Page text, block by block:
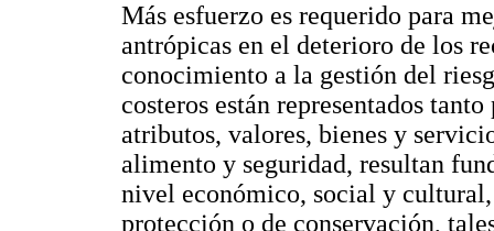
Más esfuerzo es requerido para
antrópicas en el deterioro de los
conocimiento a la gestión del
costeros están representados
atributos, valores, bienes y
alimento y seguridad, resultan
nivel económico, social y cultural,
protección o de conservación,